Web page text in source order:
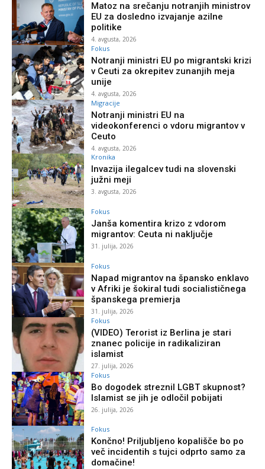
Matoz na srečanju notranjih ministrov
EU za dosledno izvajanje azilne
politike
4. avgusta, 2026
Fokus
Notranji ministri EU po migrantski krizi
v Ceuti za okrepitev zunanjih meja
unije
4. avgusta, 2026
Migracije
Notranji ministri EU na
videokonferenci o vdoru migrantov v
Ceuto
4. avgusta, 2026
Kronika
Invazija ilegalcev tudi na slovenski
južni meji
3. avgusta, 2026
Fokus
Janša komentira krizo z vdorom
migrantov: Ceuta ni naključje
31. julija, 2026
Fokus
Napad migrantov na špansko enklavo
v Afriki je šokiral tudi socialističnega
španskega premierja
31. julija, 2026
Fokus
(VIDEO) Terorist iz Berlina je stari
znanec policije in radikaliziran
islamist
27. julija, 2026
Fokus
Bo dogodek streznil LGBT skupnost?
Islamist se jih je odločil pobijati
26. julija, 2026
Fokus
Končno! Priljubljeno kopališče bo po
več incidentih s tujci odprto samo za
domačine!